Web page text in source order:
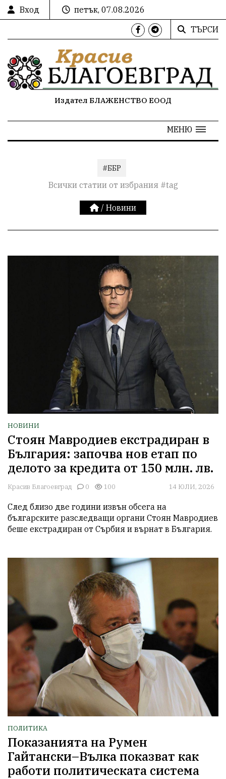
Вход
петък, 07.08.2026
ТЪРСИ
Издател БЛАЖЕНСТВО ЕООД
МЕНЮ
#ББР
Всички статии от избрания #tag
/ Новини
НОВИНИ
Стоян Мавродиев екстрадиран в
България: започва нов етап по
делото за кредита от 150 млн. лв.
Красив Благоевград 0 100 14 ЮЛИ, 2026
След близо две години извън обсега на
българските разследващи органи Стоян Мавродиев
беше екстрадиран от Сърбия и върнат в България.
ПОЛИТИКА
Показанията на Румен
Гайтански–Вълка показват как
работи политическата система